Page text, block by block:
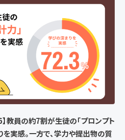
教員の約7割が生徒の「プロンプト
実感。一方で、学力や提出物の質